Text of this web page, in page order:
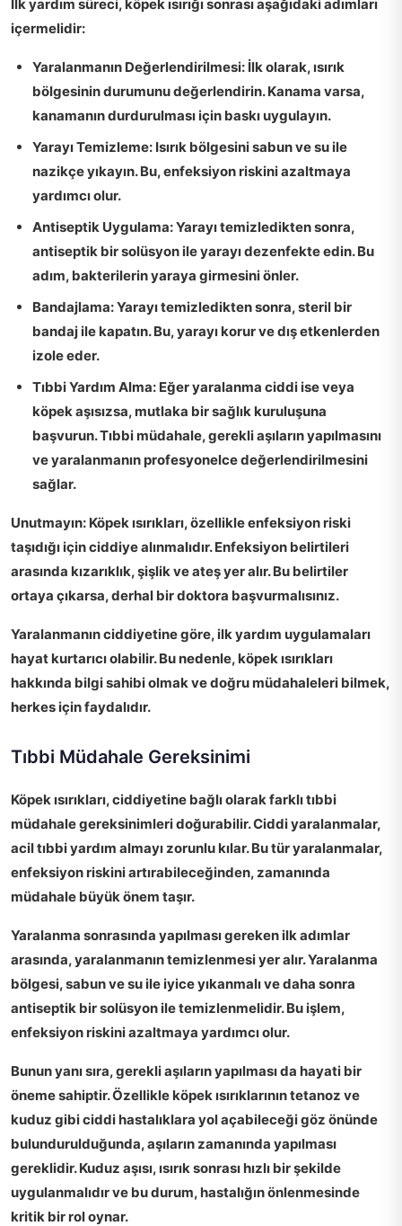
İlk yardım süreci, köpek ısırığı sonrası aşağıdaki adımları
içermelidir:
Yaralanmanın Değerlendirilmesi: İlk olarak, ısırık
bölgesinin durumunu değerlendirin. Kanama varsa,
kanamanın durdurulması için baskı uygulayın.
Yarayı Temizleme: Isırık bölgesini sabun ve su ile
nazikçe yıkayın. Bu, enfeksiyon riskini azaltmaya
yardımcı olur.
Antiseptik Uygulama:Yarayı temizledikten sonra,
antiseptik bir solüsyon ile yarayı dezenfekte edin. Bu
adım, bakterilerin yaraya girmesini önler.
Bandajlama:Yarayı temizledikten sonra, steril bir
bandaj ile kapatın. Bu, yarayı korur ve dış etkenlerden
izole eder.
Tıbbi Yardım Alma: Eğer yaralanma ciddi ise veya
köpek aşısızsa, mutlaka bir sağlık kuruluşuna
başvurun. Tıbbi müdahale, gerekli aşıların yapılmasını
ve yaralanmanın profesyonelce değerlendirilmesini
sağlar.
Unutmayın: Köpek ısırıkları, özellikle enfeksiyon riski
taşıdığı için ciddiye alınmalıdır. Enfeksiyon belirtileri
arasında kızarıklık, şişlik ve ateş yer alır. Bu belirtiler
ortaya çıkarsa, derhal bir doktora başvurmalısınız.
Yaralanmanın ciddiyetine göre, ilk yardım uygulamaları
hayat kurtarıcı olabilir. Bu nedenle, köpek ısırıkları
hakkında bilgi sahibi olmak ve doğru müdahaleleri bilmek,
herkes için faydalıdır.
Tıbbi Müdahale Gereksinimi
Köpek ısırıkları, ciddiyetine bağlı olarak farklı tıbbi
müdahale gereksinimleridoğurabilir. Ciddi yaralanmalar,
acil tıbbi yardım almayı zorunlu kılar. Bu tür yaralanmalar,
enfeksiyon riskini artırabileceğinden, zamanında
müdahale büyük önem taşır.
Yaralanma sonrasında yapılması gereken ilk adımlar
arasında, yaralanmanıntemizlenmesiyer alır. Yaralanma
bölgesi, sabun ve su ile iyice yıkanmalı ve daha sonra
antiseptik bir solüsyon ile temizlenmelidir. Bu işlem,
enfeksiyon riskini azaltmaya yardımcı olur.
Bunun yanı sıra,gerekli aşılarınyapılması da hayati bir
öneme sahiptir. Özellikle köpek ısırıklarının tetanoz ve
kuduz gibi ciddi hastalıklara yol açabileceği göz önünde
bulundurulduğunda, aşıların zamanında yapılması
gereklidir. Kuduz aşısı, ısırık sonrası hızlı bir şekilde
uygulanmalıdır ve bu durum, hastalığın önlenmesinde
kritik bir rol oynar.